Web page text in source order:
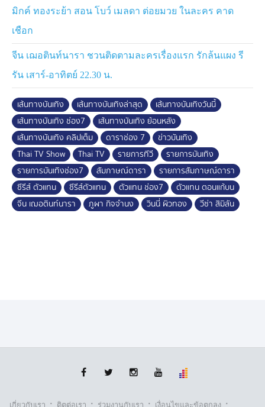
มิกค์ ทองระย้า สอน โบว์ เมลดา ต่อยมวย ในละคร คาด
เชือก
จีน เฌอตินท์นารา ชวนติดตามละครเรื่องแรก รักล้นแผง รี
รัน เสาร์-อาทิตย์ 22.30 น.
เส้นทางบันเทิง เส้นทางบันเทิงล่าสุด
เส้นทางบันเทิงวันนี้
เส้นทางบันเทิง ช่อง7
เส้นทางบันเทิง ย้อนหลัง
เส้นทางบันเทิง คลิปเต็ม
ดาราช่อง 7
ข่าวบันเทิง
Thai TV Show
Thai TV รายการทีวี
รายการบันเทิง
รายการบันเทิงช่อง7
สัมภาษณ์ดารา
รายการสัมภาษณ์ดารา
ซีรีส์ ตัวแทน
ซีรีส์ตัวแทน ตัวแทน ช่อง7
ตัวแทน ตอนแก้บน
จีน เฌอตินท์นารา
ภูผา กิจจำนง วินนี่ ผิวทอง วีซ่า สิมิลัน
เกี่ยวกับเรา · ติตต่อเรา · ร่วมงานกับเรา · เงื่อนไขและข้อตกลง ·